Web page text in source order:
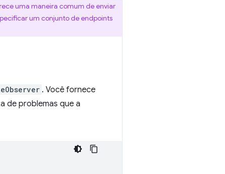
uma maneira comum de enviar
um conjunto de endpoints
. Você fornece
de problemas que a